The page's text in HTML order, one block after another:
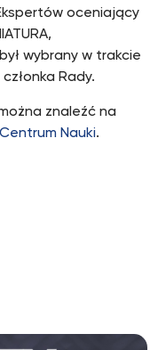
oceniający
wybrany w trakcie
Rady.
znaleźć na
Nauki.